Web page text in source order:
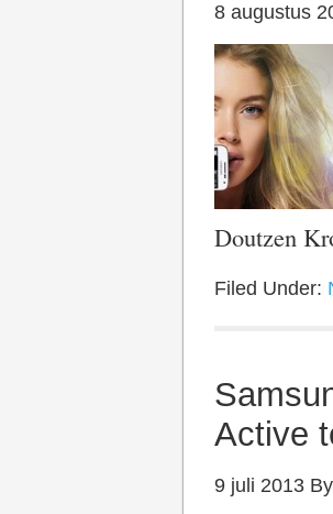
8 augustus
Doutzen
Filed Under:
Active
9 juli 2013